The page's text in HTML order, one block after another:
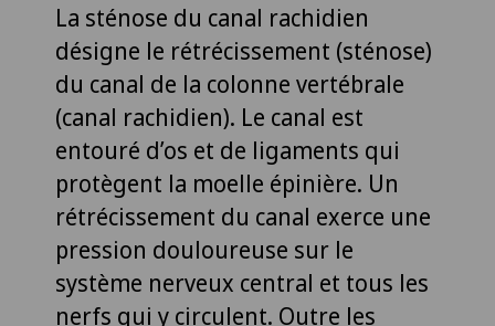
La sténose du canal rachidien
désigne le rétrécissement (sténose)
du canal de la colonne vertébrale
(canal rachidien). Le canal est
entouré d’os et de ligaments qui
protègent la moelle épinière. Un
rétrécissement du canal exerce une
pression douloureuse sur le
système nerveux central et tous les
nerfs qui y circulent. Outre les